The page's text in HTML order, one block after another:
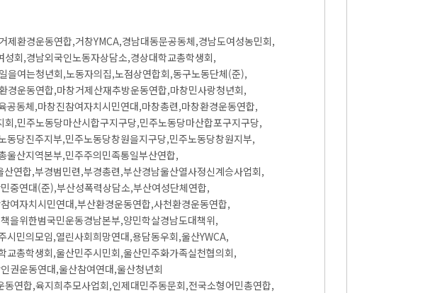
제환경운동연합,거창YMCA,경남대동문공동체,경남도여성농민회,
회,경남외국인노동자상담소,경상대학교총학생회,
을여는청년회,노동자의집,노점상연합회,동구노동단체(준),
경운동연합,마창거제산재추방운동연합,마창민사랑청년회,
동체,마창진참여자치시민연대,마창총련,마창환경운동연합,
,민주노동당마산시합구지구당,민주노동당마산합포구지구당,
당진주지부,민주노동당창원을지구당,민주노동당창원지부,
울산지역본부,민주주의민족통일부산연합,
연합,부경범민련,부경총련,부산경남울산열사정신계승사업회,
중연대(준),부산성폭력상담소,부산여성단체연합,
여자치시민연대,부산환경운동연합,사천환경운동연합,
을위한범국민운동경남본부,양민학살경남도대책위,
민의모임,열린사회희망연대,용담동우회,울산YWCA,
총학생회,울산민주시민회,울산민주화가족실천협의회,
권운동연대,울산참여연대,울산청년회
연합,육지희추모사업회,인제대민주동문회,전국소형어민총연합,